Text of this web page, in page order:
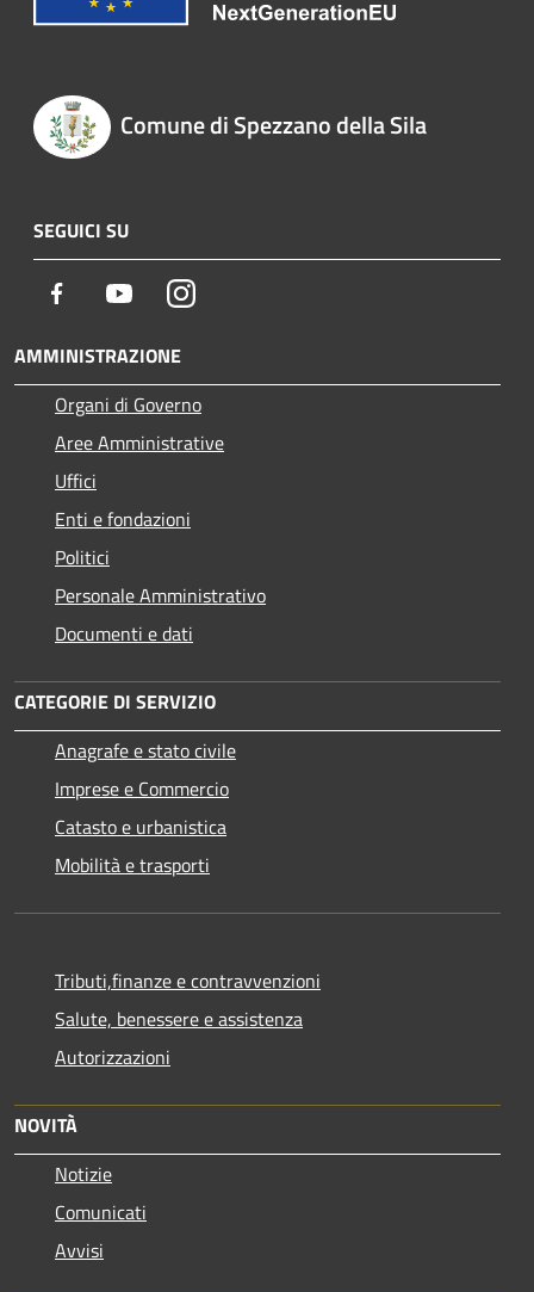
Comune di Spezzano della Sila
SEGUICI SU
Facebook YoutubeInstagram
AMMINISTRAZIONE
Organi di Governo
Aree Amministrative
Uffici
Enti e fondazioni
Politici
Personale Amministrativo
Documenti e dati
CATEGORIE DI SERVIZIO
Anagrafe e stato civile
Imprese e Commercio
Catasto e urbanistica
Mobilità e trasporti
Tributi,finanze e contravvenzioni
Salute, benessere e assistenza
Autorizzazioni
NOVITÀ
Notizie
Comunicati
Avvisi